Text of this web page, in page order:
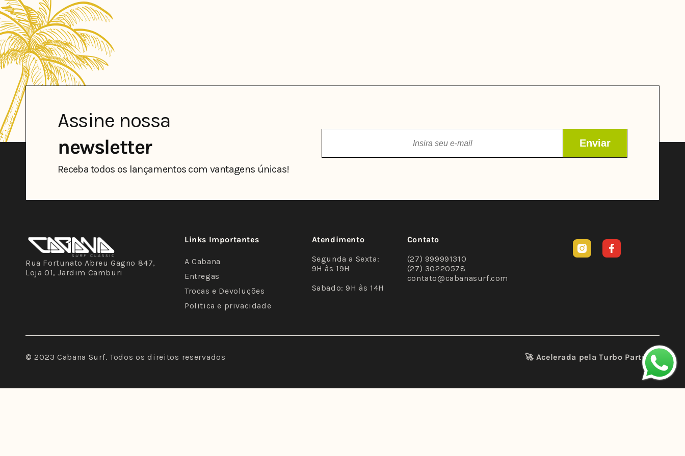
Assine nossa
newsletter
Receba todos os lançamentos com vantagens únicas!
Rua Fortunato Abreu Gagno 847,
Loja 01, Jardim Camburi
Links Importantes
A Cabana
Entregas
Trocas e Devoluções
Politica e privacidade
Atendimento
Segunda a Sexta:
9H às 19H
Sabado: 9H às 14H
Contato
(27) 999991310
(27) 30220578
contato@cabanasurf.com
Facebook
Instagram
© 2023 Cabana Surf. Todos os direitos reservados 🚀 Acelerada pelaTurbo Partners